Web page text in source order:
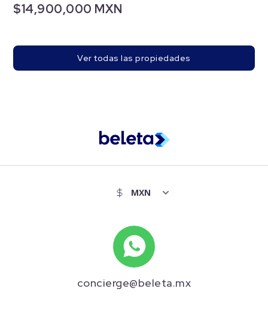
$14,900,000 MXN
Ver todas las propiedades
concierge@beleta.mx